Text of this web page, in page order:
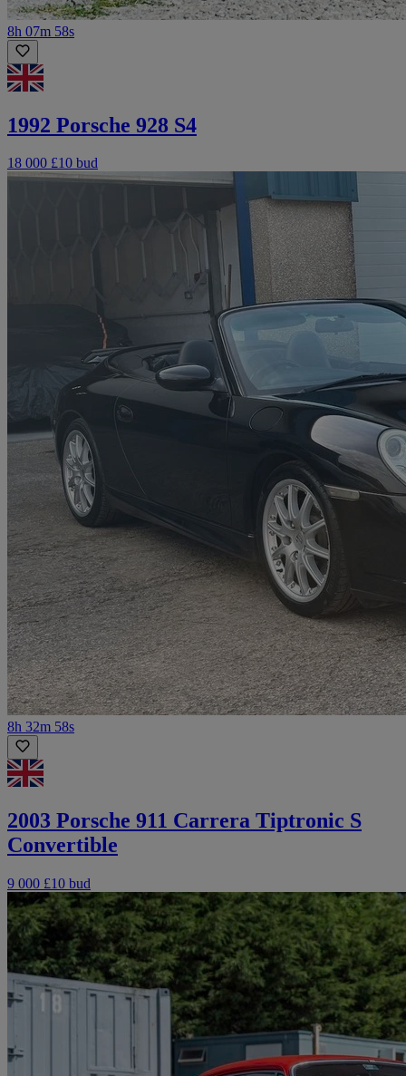
8h 07m 58s
1992 Porsche 928 S4
18 000 £10 bud
8h 32m 58s
2003 Porsche 911 Carrera Tiptronic S
Convertible
9 000 £10 bud